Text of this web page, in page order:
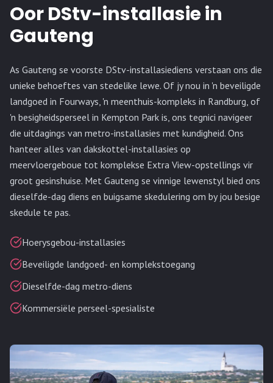
Oor DStv-installasie in
Gauteng
As Gauteng se voorste DStv-installasiediens verstaan ons die
unieke behoeftes van stedelike lewe. Of jy nou in 'n beveiligde
landgoed in Fourways, 'n meenthuis-kompleks in Randburg, of
'n besigheidsperseel in Kempton Park is, ons tegnici navigeer
die uitdagings van metro-installasies met kundigheid. Ons
hanteer alles van dakskottel-installasies op
meervloergeboue tot komplekse Extra View-opstellings vir
groot gesinshuise. Met Gauteng se vinnige lewenstyl bied ons
dieselfde-dag diens en buigsame skedulering om by jou besige
skedule te pas.
Hoerysgebou-installasies
Beveiligde landgoed- en komplekstoegang
Dieselfde-dag metro-diens
Kommersiële perseel-spesialiste